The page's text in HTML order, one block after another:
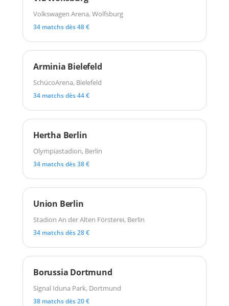
Volkswagen Arena, Wolfsburg
34 matchs dès 48 €
Arminia Bielefeld
SchücoArena, Bielefeld
34 matchs dès 44 €
Hertha Berlin
Olympiastadion, Berlin
34 matchs dès 38 €
Union Berlin
Stadion An der Alten Försterei, Berlin
34 matchs dès 28 €
Borussia Dortmund
Signal Iduna Park, Dortmund
38 matchs dès 20 €